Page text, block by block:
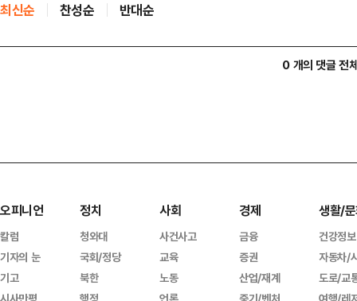
최신순 찬성순 반대순
0 개의 댓글 전
오피니언
칼럼
기자의 눈
기고
정치
청와대
국회/정당
북한
사회
사건사고
교육
노동
경제
금융
증권
산업/재계
생활/
건강정보
자동차/
도로/교